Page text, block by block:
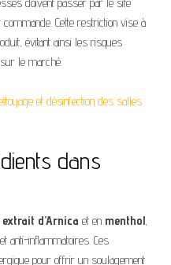
Cette restriction vise à
évitant ainsi les risques
le marché.
et désinfection des salles
dans
extrait d’Arnica et en menthol,
anti-inflammatoires. Ces
pour offrir un soulagement